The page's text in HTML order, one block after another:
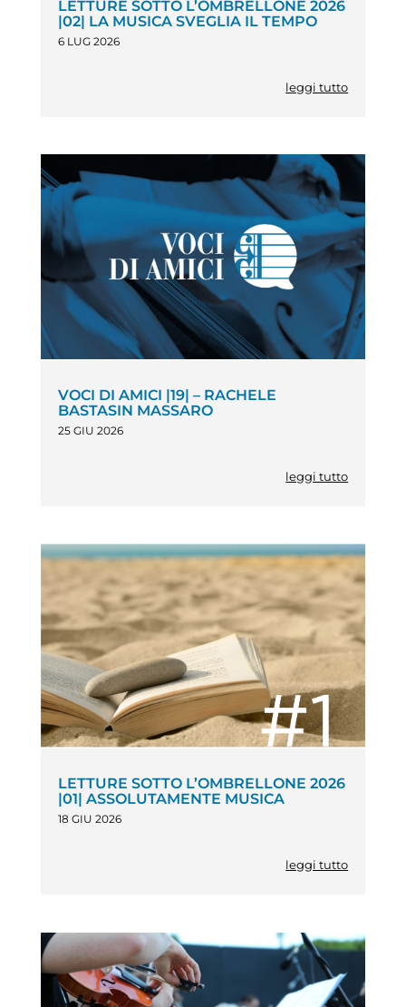
LETTURE SOTTO L’OMBRELLONE 2026
|02| LA MUSICA SVEGLIA IL TEMPO
6 LUG 2026
leggi tutto
VOCI DI AMICI |19| – RACHELE
BASTASIN MASSARO
25 GIU 2026
leggi tutto
LETTURE SOTTO L’OMBRELLONE 2026
|01| ASSOLUTAMENTE MUSICA
18 GIU 2026
leggi tutto